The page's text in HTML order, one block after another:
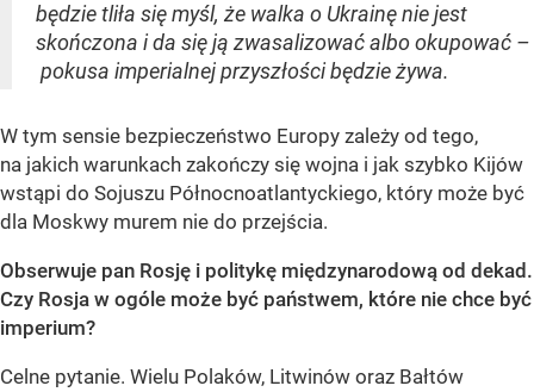
będzie tliła się myśl, że walka o Ukrainę nie jest
skończona i da się ją zwasalizować albo okupować –
pokusa imperialnej przyszłości będzie żywa.
W tym sensie bezpieczeństwo Europy zależy od tego,
na jakich warunkach zakończy się wojna i jak szybko Kijów
wstąpi do Sojuszu Północnoatlantyckiego, który może być
dla Moskwy murem nie do przejścia.
Obserwuje pan Rosję i politykę międzynarodową od dekad.
Czy Rosja w ogóle może być państwem, które nie chce być
imperium?
Celne pytanie. Wielu Polaków, Litwinów oraz Bałtów